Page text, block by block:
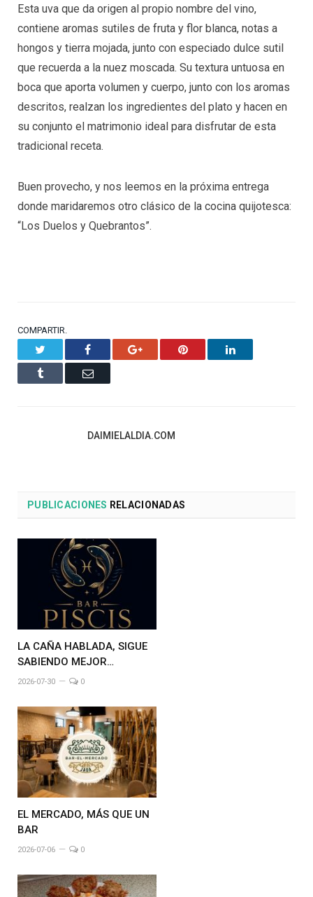
Esta uva que da origen al propio nombre del vino,
contiene aromas sutiles de fruta y flor blanca, notas a
hongos y tierra mojada, junto con especiado dulce sutil
que recuerda a la nuez moscada. Su textura untuosa en
boca que aporta volumen y cuerpo, junto con los aromas
descritos, realzan los ingredientes del plato y hacen en
su conjunto el matrimonio ideal para disfrutar de esta
tradicional receta.
Buen provecho, y nos leemos en la próxima entrega
donde maridaremos otro clásico de la cocina quijotesca:
“Los Duelos y Quebrantos”.
COMPARTIR.
Facebook Google+ Pinterest LinkedIn
Tumblr Email
DAIMIELALDIA.COM
PUBLICACIONES RELACIONADAS
LA CAÑA HABLADA, SIGUE
SABIENDO MEJOR…
2026-07-30 0
EL MERCADO, MÁS QUE UN
BAR
2026-07-06 0